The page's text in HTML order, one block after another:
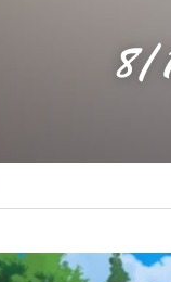
8/